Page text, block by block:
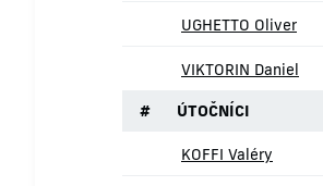
UGHETTO Oliver
VIKTORIN Daniel
# ÚTOČNÍCI
KOFFI Valéry